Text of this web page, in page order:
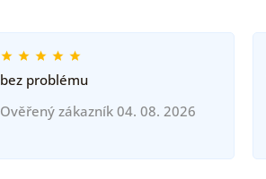
bez problému
Ověřený zákazník 04. 08. 2026